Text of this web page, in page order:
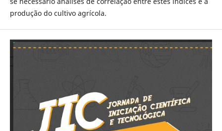
produção do cultivo agrícola.